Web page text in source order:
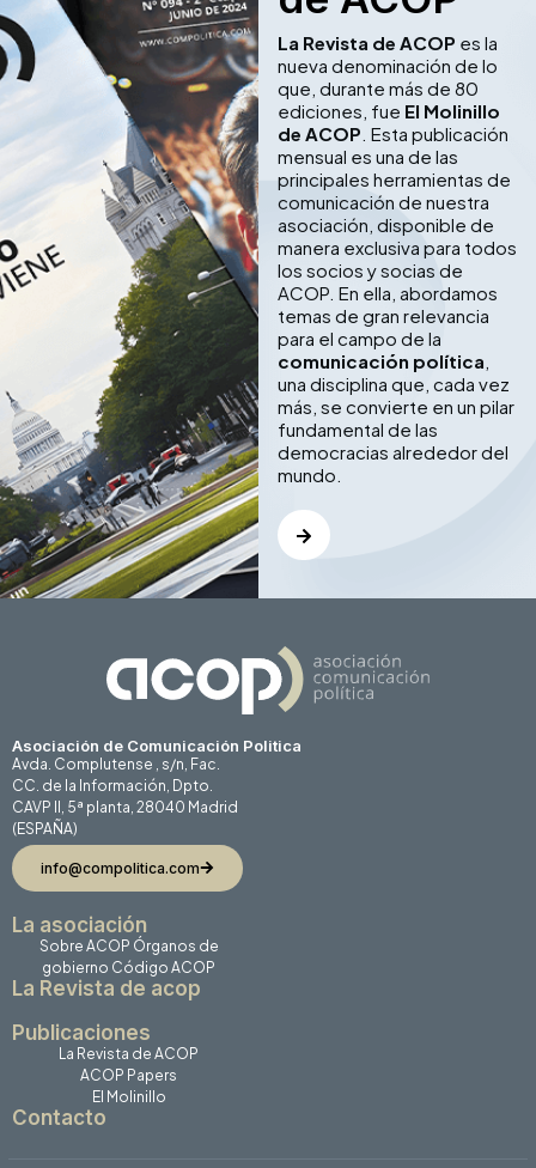
La Revista de ACOP es la
nueva denominación de lo
que, durante más de 80
ediciones, fue El Molinillo
de ACOP . Esta publicación
mensual es una de las
principales herramientas de
comunicación de nuestra
asociación, disponible de
manera exclusiva para todos
los socios y socias de
ACOP. En ella, abordamos
temas de gran relevancia
para el campo de la
comunicación política
una disciplina que, cada vez
más, se convierte en un pilar
fundamental de las
democracias alrededor del
mundo.
Asociación de Comunicación Politica
Avda. Complutense , s/n, Fac.
CC. de la Información, Dpto.
CAVP II, 5ª planta, 28040 Madrid
(ESPAÑA)
info@compolitica.com
La asociación
Sobre ACOP Órganos de
gobierno Código ACOP
La Revista de acop
Publicaciones
La Revista de ACOP
ACOP Papers
El Molinillo
Contacto